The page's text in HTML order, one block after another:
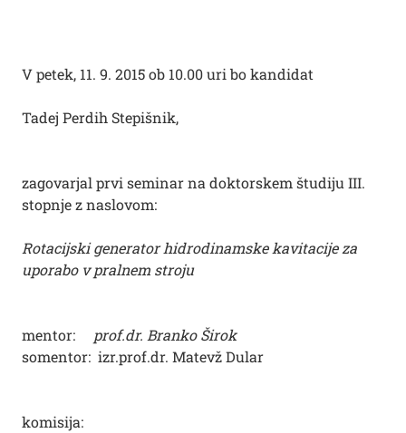
V petek, 11. 9. 2015 ob 10.00 uri bo kandidat
Tadej Perdih Stepišnik,
zagovarjal prvi seminar na doktorskem študiju III.
stopnje z naslovom:
Rotacijski generator hidrodinamske kavitacije za
uporabo v pralnem stroju
mentor: prof.dr. Branko Širok
somentor: izr.prof.dr. Matevž Dular
komisija: